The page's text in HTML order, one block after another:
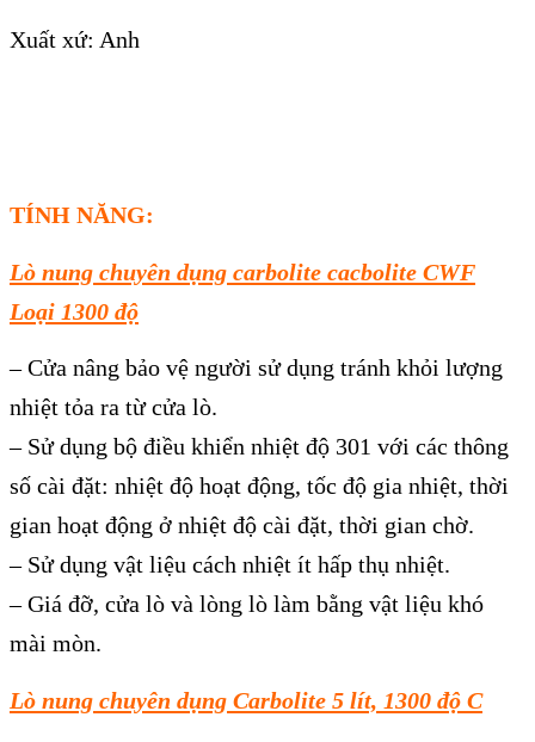
Xuất xứ: Anh
TÍNH NĂNG:
Lò nung chuyên dụng carbolite cacbolite CWF
Loại 1300 độ
– Cửa nâng bảo vệ người sử dụng tránh khỏi lượng
nhiệt tỏa ra từ cửa lò.
– Sử dụng bộ điều khiển nhiệt độ 301 với các thông
số cài đặt: nhiệt độ hoạt động, tốc độ gia nhiệt, thời
gian hoạt động ở nhiệt độ cài đặt, thời gian chờ.
– Sử dụng vật liệu cách nhiệt ít hấp thụ nhiệt.
– Giá đỡ, cửa lò và lòng lò làm bằng vật liệu khó
mài mòn.
Lò nung chuyên dụng Carbolite 5 lít, 1300 độ C